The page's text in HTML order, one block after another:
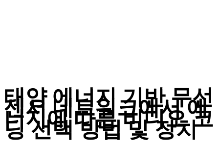
태양 에너지 기반 무선
센서 네트워크에서 에
너지에 따른 비디오 코
딩 선택 방법 및 장치